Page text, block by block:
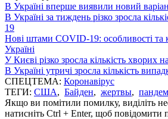
В Україні вперше виявили новий
В Україні за тиждень різко зросла
19
Нові штами COVID-19: особливості та
Україні
У Києві різко зросла кількість хворих
В Україні утричі зросла кількість
СПЕЦТЕМА: Коронавірус
ТЕГИ: США, Байден, жертвы,
Якщо ви помітили помилку, виділіть
натисніть Ctrl + Enter, щоб повідомити